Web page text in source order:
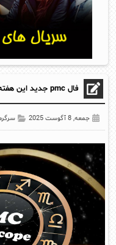
فال pmc جدید این هفته [ فال روزانه pmc از ۱۸ مرداد ۲۴ مرداد ]
جمعه, 8 آگوست 2025